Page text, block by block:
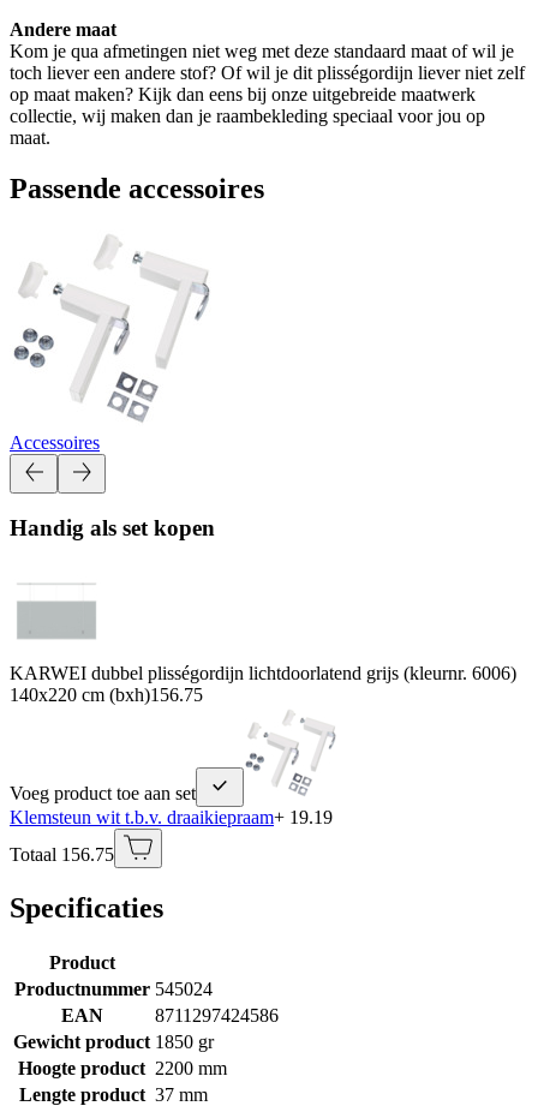
Andere maat
Kom je qua afmetingen niet weg met deze standaard maat of wil je
toch liever een andere stof? Of wil je dit plisségordijn liever niet zelf
op maat maken? Kijk dan eens bij onze uitgebreide maatwerk
collectie, wij maken dan je raambekleding speciaal voor jou op
maat.
Passende accessoires
Accessoires
Handig als set kopen
KARWEI dubbel plisségordijn lichtdoorlatend grijs (kleurnr. 6006)
140x220 cm (bxh)156.75
Voeg product toe aan set
Klemsteun wit t.b.v. draaikiepraam+ 19.19
Totaal 156.75
Specificaties
Product
Productnummer 545024
EAN
8711297424586
Gewicht product 1850 gr
Hoogte product 2200 mm
Lengte product 37 mm